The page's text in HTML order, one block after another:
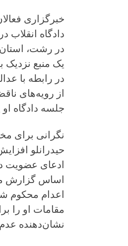
خبرگزاری
دادگاه
در رشت، استان
یک منبع نزدیک
در رابطه با
از رویه‌های
جلسه دادگاه
نگرانی برای
ادعای عضویت
اساس گزارش
اعدام محکوم
مقامات او را
نشان‌دهنده